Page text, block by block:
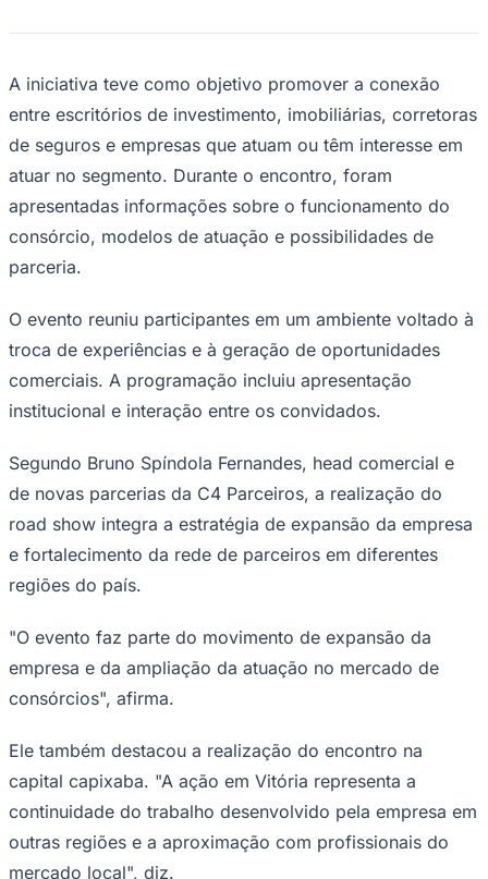
NHL
NBB
Competições de Futebol
Brasileirão Série A
Brasileirão Série B
Paulistão
Libertadores
Sul-Americana
Copa América
Premier League
Bundesliga
Mundial 2026
Times - Ir direto
A iniciativa teve como objetivo promover a conexão
entre escritórios de investimento, imobiliárias, corretoras
de seguros e empresas que atuam ou têm interesse em
atuar no segmento. Durante o encontro, foram
apresentadas informações sobre o funcionamento do
consórcio, modelos de atuação e possibilidades de
parceria.
O evento reuniu participantes em um ambiente voltado à
troca de experiências e à geração de oportunidades
comerciais. A programação incluiu apresentação
institucional e interação entre os convidados.
Segundo Bruno Spíndola Fernandes, head comercial e
de novas parcerias da C4 Parceiros, a realização do
road show integra a estratégia de expansão da empresa
e fortalecimento da rede de parceiros em diferentes
regiões do país.
"O evento faz parte do movimento de expansão da
empresa e da ampliação da atuação no mercado de
consórcios", afirma.
Ele também destacou a realização do encontro na
capital capixaba. "A ação em Vitória representa a
continuidade do trabalho desenvolvido pela empresa em
outras regiões e a aproximação com profissionais do
mercado local", diz.